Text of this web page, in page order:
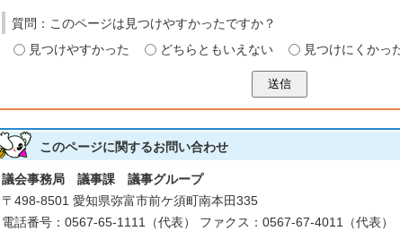
質問：このページは見つけやすかったですか？
見つけやすかった
どちらともいえない 見つけにくかっ
送信
このページに関するお問い合わせ
議会事務局 議事課 議事グループ
〒498-8501 愛知県弥富市前ケ須町南本田335
電話番号：0567-65-1111（代表） ファクス：0567-67-4011（代表）